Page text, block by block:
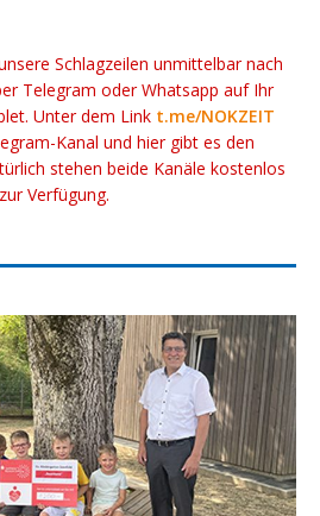
Schlagzeilen unmittelbar nach
Telegram oder Whatsapp auf Ihr
Unter dem Link t.me/NOKZEIT
Kanal und hier gibt es den
stehen beide Kanäle kostenlos
zur Verfügung.